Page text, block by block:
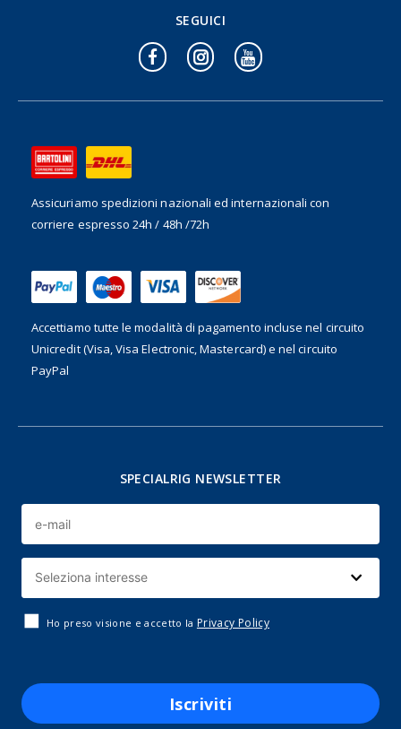
Assicuriamo spedizioni nazionali ed internazionalicon
corriere espresso 24h / 48h /72h
Accettiamo tutte le modalità di pagamento incluse nel circuito
Unicredit (Visa, Visa Electronic, Mastercard) e nel circuito
PayPal
SEGUICI
SPECIALRIG NEWSLETTER
Ho preso visione e accetto la Privacy Policy
Iscriviti